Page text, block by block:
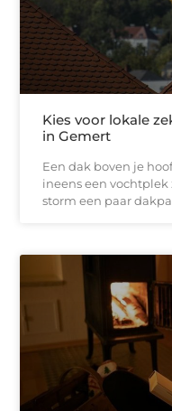
Kies voor lokale
in Gemert
Een dak boven je
ineens een
storm een paar